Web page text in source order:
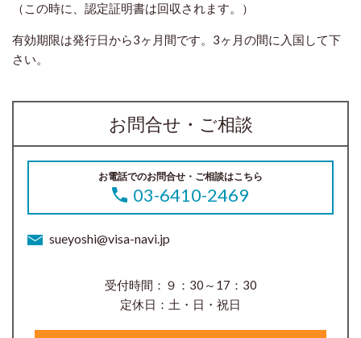
（この時に、認定証明書は回収されます。）
有効期限は発行日から3ヶ月間です。3ヶ月の間に入国して下
さい。
お問合せ・ご相談
お電話でのお問合せ・ご相談はこちら
03-6410-2469
sueyoshi@visa-navi.jp
受付時間：９：30～17：30
定休日：土・日・祝日